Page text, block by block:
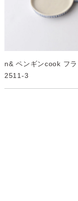
n& ペンギンcook フ
2511-3